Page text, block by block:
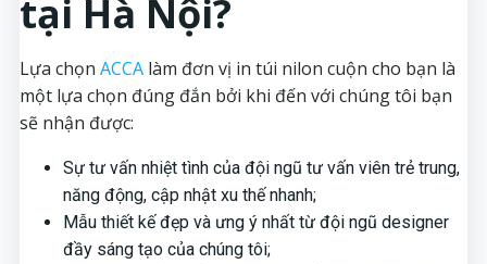
tại Hà Nội?
Lựa chọn ACCA làm đơn vị in túi nilon cuộn cho bạn là
một lựa chọn đúng đắn bởi khi đến với chúng tôi bạn
sẽ nhận được:
Sự tư vấn nhiệt tình của đội ngũ tư vấn viên trẻ trung,
năng động, cập nhật xu thế nhanh;
Mẫu thiết kế đẹp và ưng ý nhất từ đội ngũ designer
đầy sáng tạo của chúng tôi;